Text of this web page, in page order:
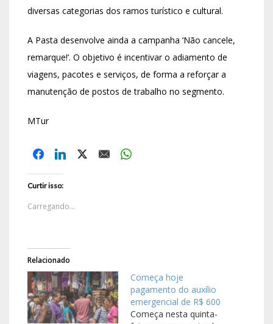
diversas categorias dos ramos turístico e cultural.
A Pasta desenvolve ainda a campanha ‘Não cancele,
remarque!’. O objetivo é incentivar o adiamento de
viagens, pacotes e serviços, de forma a reforçar a
manutenção de postos de trabalho no segmento.
MTur
Curtir isso:
Carregando...
Relacionado
Começa hoje
pagamento do auxílio
emergencial de R$ 600
Começa nesta quinta-